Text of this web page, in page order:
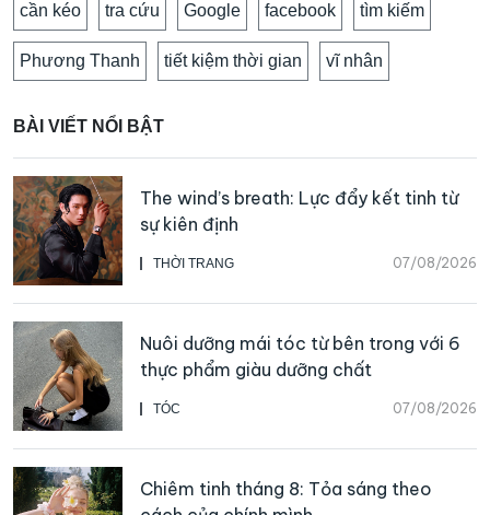
cần kéo tra cứu Google facebook tìm kiếm
Phương Thanh tiết kiệm thời gian vĩ nhân
BÀI VIẾT NỔI BẬT
THỜI TRANG 07/08/2026
The wind’s breath: Lực đẩy kết tinh từ
sự kiên định
TÓC 07/08/2026
Nuôi dưỡng mái tóc từ bên trong với 6
thực phẩm giàu dưỡng chất
Chiêm tinh tháng 8: Tỏa sáng theo